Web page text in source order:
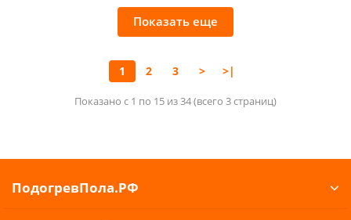
Показать еще
1 2 3 > >|
Показано с 1 по 15 из 34 (всего 3 страниц)
ПодогревПола.РФ